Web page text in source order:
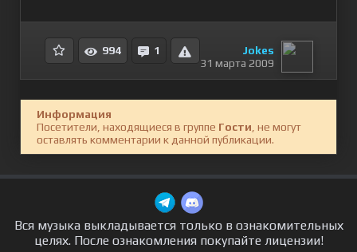
994 1
Jokes
31 марта 2009
Информация
Посетители, находящиеся в группе Гости , не могут
оставлять комментарии к данной публикации.
Вся музыка выкладывается только в ознакомительных
целях. После ознакомления покупайте лицензии!